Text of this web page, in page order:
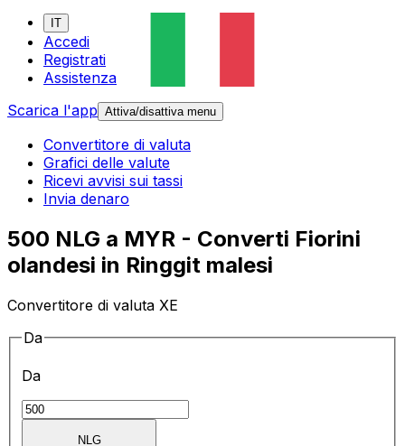
IT
Accedi
Registrati
Assistenza
Scarica l'app Attiva/disattiva menu
Convertitore di valuta
Grafici delle valute
Ricevi avvisi sui tassi
Invia denaro
500 NLG a MYR - Converti Fiorini
olandesi in Ringgit malesi
Convertitore di valuta XE
Da
Da
NLG